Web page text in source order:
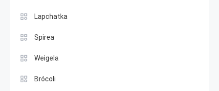
Lapchatka
Spirea
Weigela
Brócoli